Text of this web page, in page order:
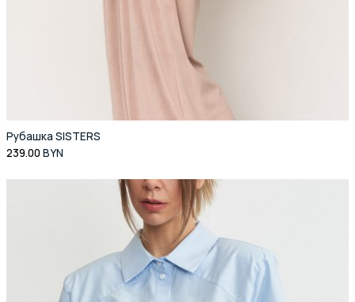
Рубашка SISTERS
239.00 BYN